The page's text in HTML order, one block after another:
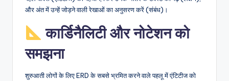
और अंत में उन्हें जोड़ने वाली रेखाओं का अनुसरण करें (संबंध)।
कार्डिनैलिटी और नोटेशन को
समझना
शुरुआती लोगों के लिए ERD के सबसे भ्रमित करने वाले पहलू में एंटिटीज को